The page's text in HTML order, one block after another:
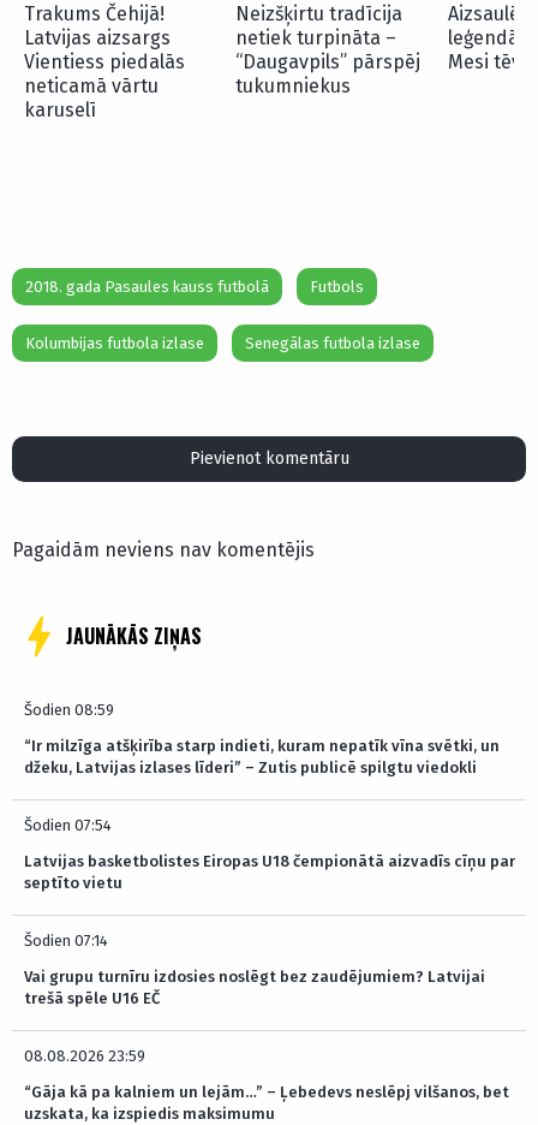
Trakums Čehijā!
Latvijas aizsargs
Vientiess piedalās
neticamā vārtu
karuselī
Neizšķirtu tradīcija
netiek turpināta –
“Daugavpils” pārspēj
tukumniekus
Aizsaulē
Mesi tēvs
2018. gada Pasaules kauss futbolā Futbols
Kolumbijas futbola izlase Senegālas futbola izlase
Pievienot komentāru
Pagaidām neviens nav komentējis
JAUNĀKĀS ZIŅAS
Šodien 08:59
“Ir milzīga atšķirība starp indieti, kuram nepatīk vīna svētki, un
džeku, Latvijas izlases līderi” – Zutis publicē spilgtu viedokli
Šodien 07:54
Latvijas basketbolistes Eiropas U18 čempionātā aizvadīs cīņu par
septīto vietu
Šodien 07:14
Vai grupu turnīru izdosies noslēgt bez zaudējumiem? Latvijai
trešā spēle U16 EČ
08.08.2026 23:59
“Gāja kā pa kalniem un lejām…” – Ļebedevs neslēpj vilšanos, bet
uzskata, ka izspiedis maksimumu